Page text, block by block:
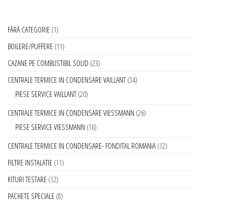
FĂRĂ CATEGORIE 1
BOILERE/PUFFERE 11
CAZANE PE COMBUSTIBIL SOLID 23
CENTRALE TERMICE IN CONDENSARE VAILLANT 34
PIESE SERVICE VAILLANT 20
CENTRALE TERMICE IN CONDENSARE VIESSMANN 26
PIESE SERVICE VIESSMANN 16
CENTRALE TERMICE IN CONDENSARE- FONDITAL ROMANIA 12
FILTRE INSTALATIE 11
KITURI TESTARE 12
PACHETE SPECIALE 8